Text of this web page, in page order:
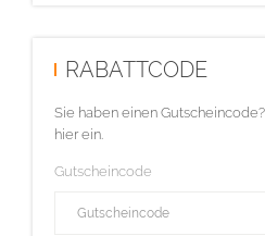
RABATTCODE
Sie haben einen
hier ein.
Gutscheincode